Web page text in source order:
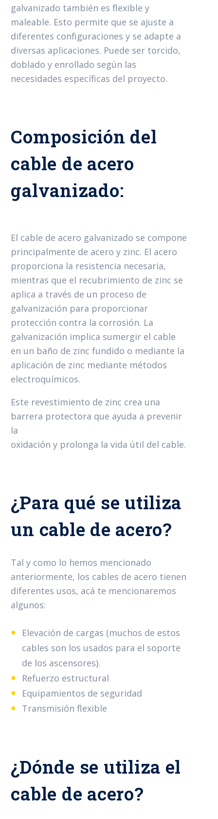
galvanizado también es flexible y
maleable. Esto permite que se ajuste a
diferentes configuraciones y se adapte a
diversas aplicaciones. Puede ser torcido,
doblado y enrollado según las
necesidades específicas del proyecto.
Composición del
cable de acero
galvanizado:
El cable de acero galvanizado se compone
principalmente de acero y zinc. El acero
proporciona la resistencia necesaria,
mientras que el recubrimiento de zinc se
aplica a través de un proceso de
galvanización para proporcionar
protección contra la corrosión. La
galvanización implica sumergir el cable
en un baño de zinc fundido o mediante la
aplicación de zinc mediante métodos
electroquímicos.
Este revestimiento de zinc crea una
barrera protectora que ayuda a prevenir
la
oxidación y prolonga la vida útil del cable.
¿Para qué se utiliza
un cable de acero?
Tal y como lo hemos mencionado
anteriormente, los cables de acero tienen
diferentes usos, acá te mencionaremos
algunos:
Elevación de cargas (muchos de estos
cables son los usados para el soporte
de los ascensores).
Refuerzo estructural
Equipamientos de seguridad
Transmisión flexible
¿Dónde se utiliza el
cable de acero?